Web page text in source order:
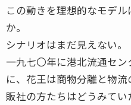
この動きを理想的なモデ
か。
シナリオはまだ見えない。
――一九七〇年に港北流通セ
に、花王は商物分離と物流
販社の方たちはどうみてい